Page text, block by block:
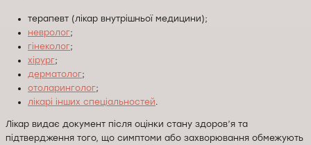
терапевт (лікар внутрішньої медицини);
невролог;
гінеколог;
хірург;
дерматолог;
отоларинголог;
лікарі інших спеціальностей.
Лікар видає документ після оцінки стану здоров’я та
підтвердження того, що симптоми або захворювання обмежують